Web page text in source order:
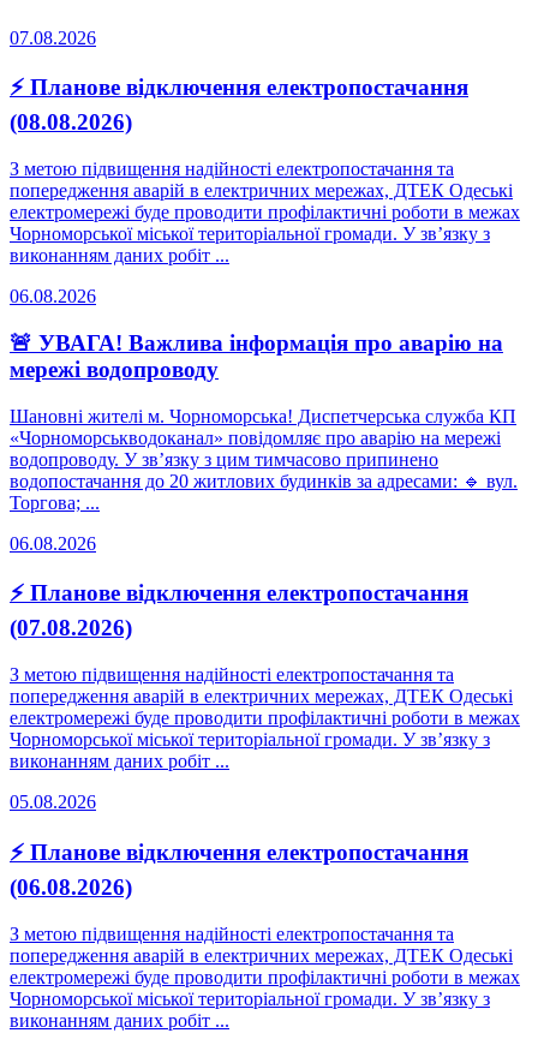
07.08.2026
⚡ Планове відключення електропостачання
(08.08.2026)
З метою підвищення надійності електропостачання та
попередження аварій в електричних мережах, ДТЕК Одеські
електромережі буде проводити профілактичні роботи в межах
Чорноморської міської територіальної громади. У зв’язку з
виконанням даних робіт ...
06.08.2026
🚨 УВАГА! Важлива інформація про аварію на
мережі водопроводу
Шановні жителі м. Чорноморська! Диспетчерська служба КП
«Чорноморськводоканал» повідомляє про аварію на мережі
водопроводу. У зв’язку з цим тимчасово припинено
водопостачання до 20 житлових будинків за адресами: 🔹 вул.
Торгова; ...
06.08.2026
⚡ Планове відключення електропостачання
(07.08.2026)
З метою підвищення надійності електропостачання та
попередження аварій в електричних мережах, ДТЕК Одеські
електромережі буде проводити профілактичні роботи в межах
Чорноморської міської територіальної громади. У зв’язку з
виконанням даних робіт ...
05.08.2026
⚡ Планове відключення електропостачання
(06.08.2026)
З метою підвищення надійності електропостачання та
попередження аварій в електричних мережах, ДТЕК Одеські
електромережі буде проводити профілактичні роботи в межах
Чорноморської міської територіальної громади. У зв’язку з
виконанням даних робіт ...